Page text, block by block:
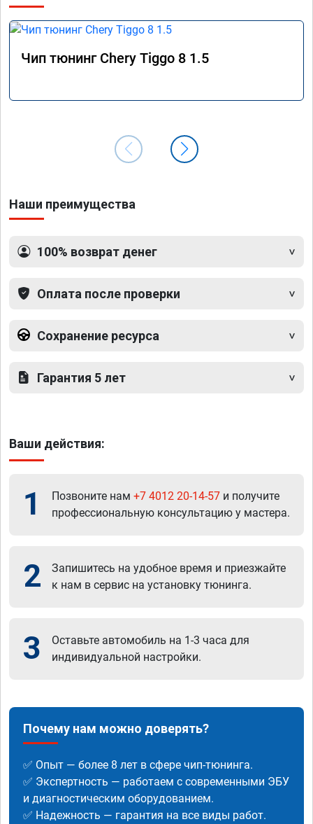
Чип тюнинг Chery Tiggo 8 1.5
Наши преимущества
100% возврат денег
Оплата после проверки
Сохранение ресурса
Гарантия 5 лет
Ваши действия:
1 Позвоните нам +7 4012 20-14-57 и получите
профессиональную консультацию у мастера.
2
Запишитесь на удобное время и приезжайте
к нам в сервис на установку тюнинга.
3
Оставьте автомобиль на 1-3 часа для
индивидуальной настройки.
Почему нам можно доверять?
✅ Опыт — более 8 лет в сфере чип-тюнинга.
✅ Экспертность — работаем с современными ЭБУ
и диагностическим оборудованием.
✅ Надежность — гарантия на все виды работ.